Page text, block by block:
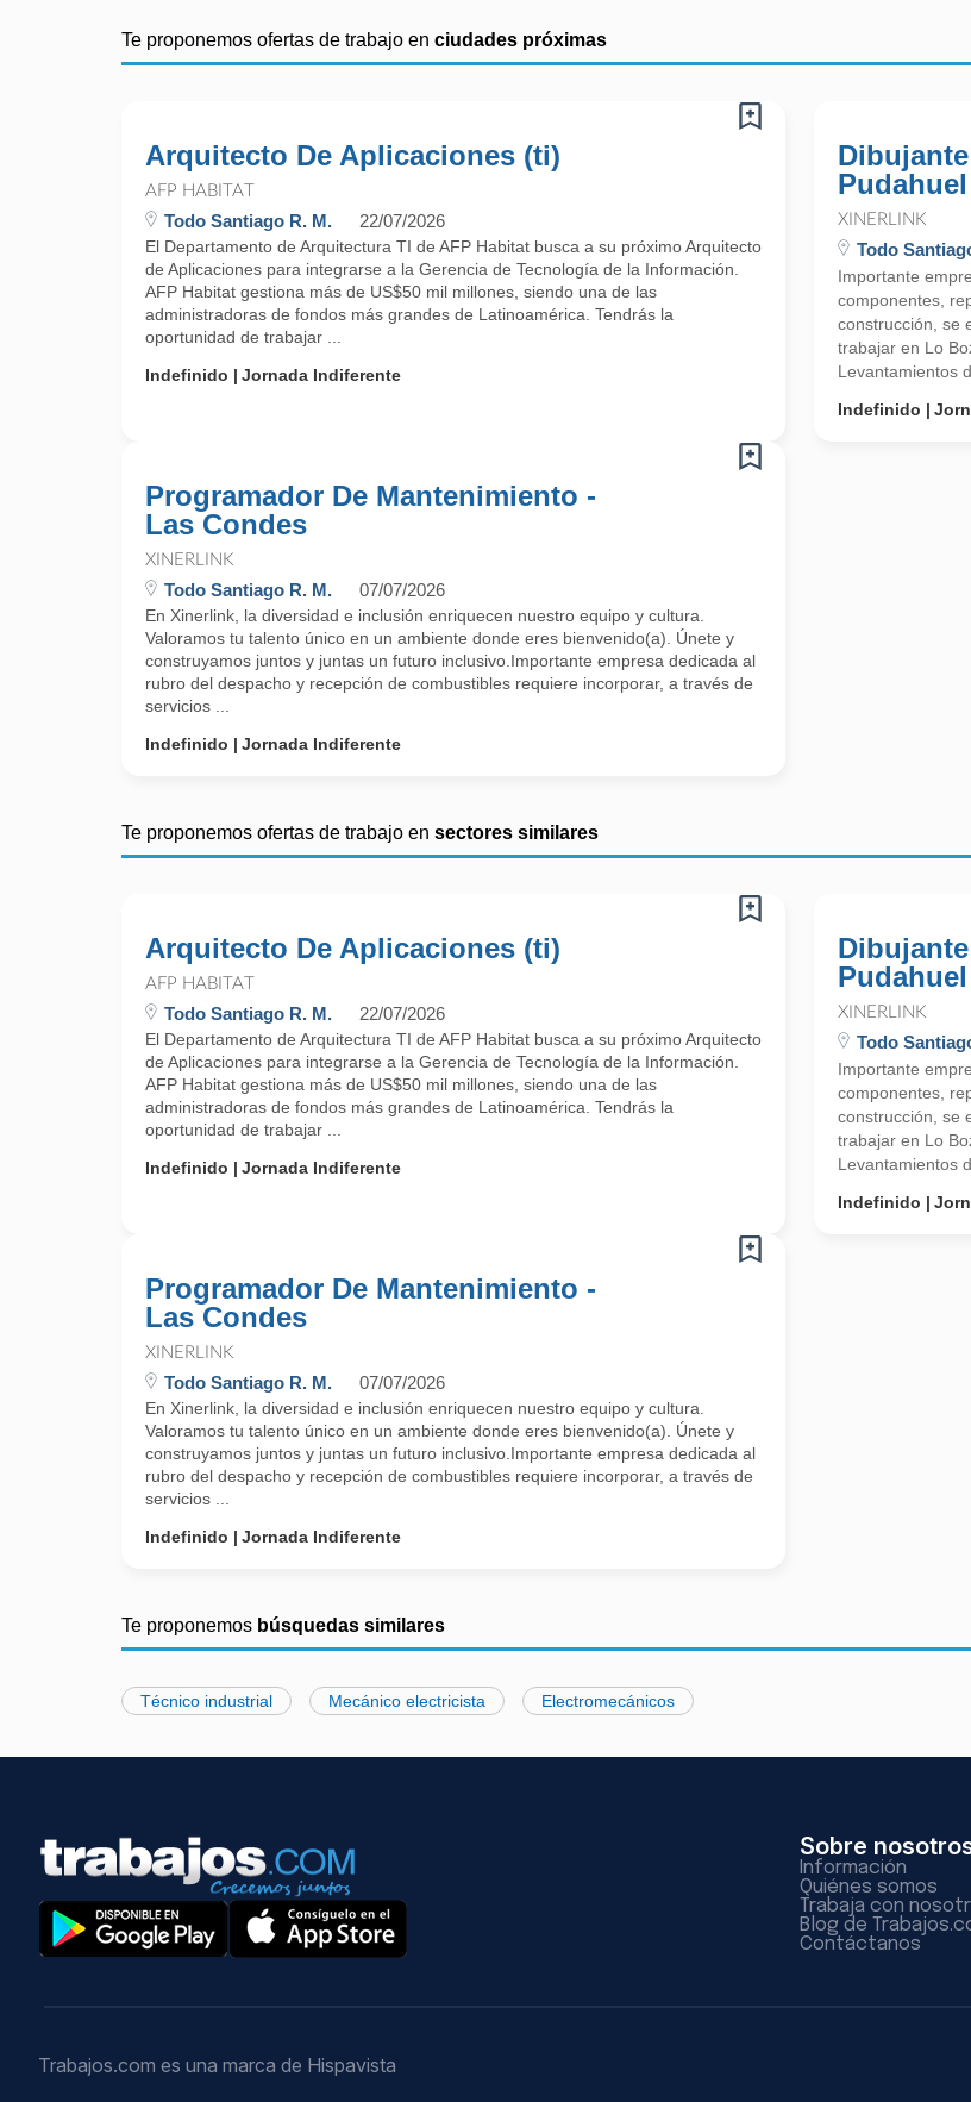
Te proponemos ofertas de trabajo en ciudades próximas
Arquitecto De Aplicaciones (ti)
AFP HABITAT
Todo Santiago R. M. 22/07/2026
El Departamento de Arquitectura TI de AFP Habitat busca a su próximo Arquitecto
de Aplicaciones para integrarse a la Gerencia de Tecnología de la Información.
AFP Habitat gestiona más de US$50 mil millones, siendo una de las
administradoras de fondos más grandes de Latinoamérica. Tendrás la
oportunidad de trabajar ...
Indefinido
Jornada Indiferente
XINERLINK
Todo
Importante
componentes,
construcción, se
trabajar en Lo
Levantamientos
Indefinido
Programador De Mantenimiento -
Las Condes
XINERLINK
Todo Santiago R. M. 07/07/2026
En Xinerlink, la diversidad e inclusión enriquecen nuestro equipo y cultura.
Valoramos tu talento único en un ambiente donde eres bienvenido(a). Únete y
construyamos juntos y juntas un futuro inclusivo.Importante empresa dedicada al
rubro del despacho y recepción de combustibles requiere incorporar, a través de
servicios ...
Indefinido
Jornada Indiferente
Te proponemos ofertas de trabajo en sectores similares
Arquitecto De Aplicaciones (ti)
AFP HABITAT
Todo Santiago R. M. 22/07/2026
El Departamento de Arquitectura TI de AFP Habitat busca a su próximo Arquitecto
de Aplicaciones para integrarse a la Gerencia de Tecnología de la Información.
AFP Habitat gestiona más de US$50 mil millones, siendo una de las
administradoras de fondos más grandes de Latinoamérica. Tendrás la
oportunidad de trabajar ...
Indefinido
Jornada Indiferente
XINERLINK
Todo
Importante
componentes,
construcción, se
trabajar en Lo
Levantamientos
Indefinido
Programador De Mantenimiento -
Las Condes
XINERLINK
Todo Santiago R. M. 07/07/2026
En Xinerlink, la diversidad e inclusión enriquecen nuestro equipo y cultura.
Valoramos tu talento único en un ambiente donde eres bienvenido(a). Únete y
construyamos juntos y juntas un futuro inclusivo.Importante empresa dedicada al
rubro del despacho y recepción de combustibles requiere incorporar, a través de
servicios ...
Indefinido
Jornada Indiferente
Te proponemos búsquedas similares
Técnico industrial Mecánico electricista Electromecánicos
Sobre
Información
Quiénes somos
Trabaja con
Blog de
Contáctanos
Trabajos.com es una marca de Hispavista